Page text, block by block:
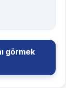
görmek